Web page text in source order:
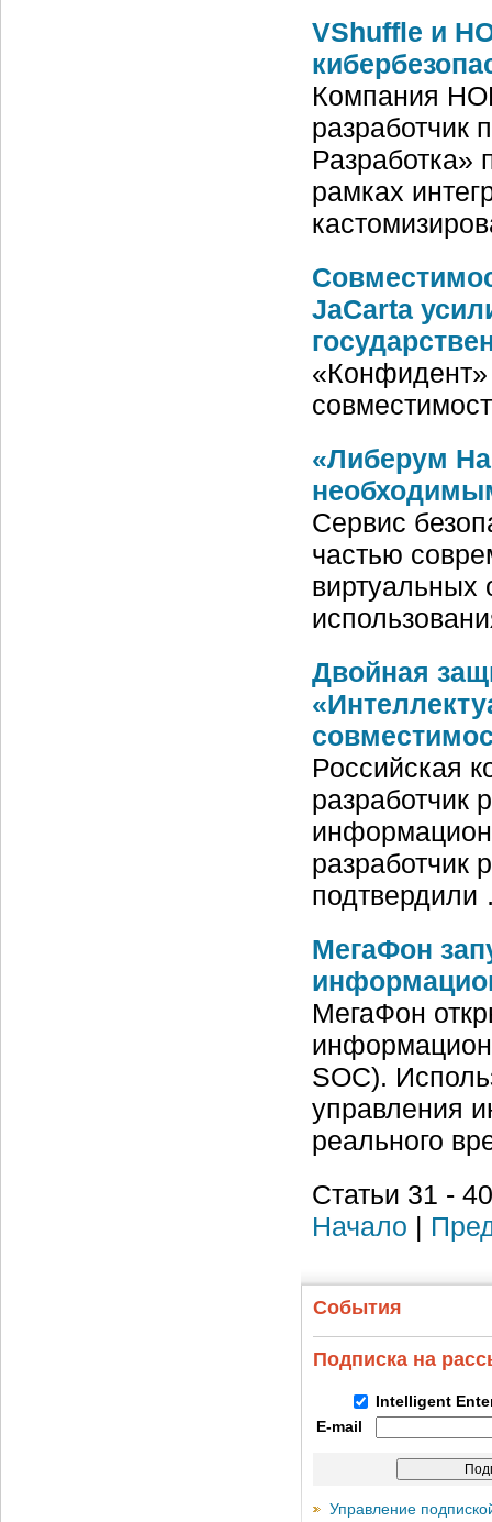
VShuffle и
Компания
разработчик
Разработка»
рамках
JaCarta
«Либерум
Сервис
частью
Двойная
Российская
разработчик
разработчик
МегаФон
МегаФон
SOC).
управления
реального
Статьи 31 -
Начало |
События
Подписка на
Intelligent
E-mail
Управление